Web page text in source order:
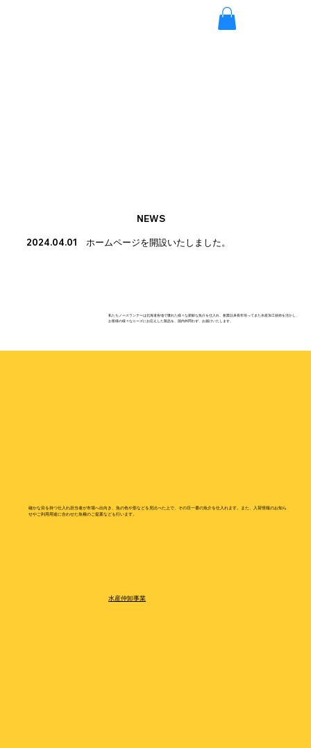
2024.04.01 ホームページを開設いたしました。
NEWS
私たちノースランナーは北海道各地で獲れた様々な新鮮な魚介を仕入れ、創業以来長年培ってきた水産加工技術を活かし、
お客様の様々なニーズにお応えした製品を、国内外問わず、お届けいたします。
確かな目を持つ仕入れ担当者が市場へ出向き、魚の色や形などを見比べた上で、その日一番の魚介を仕入れます。また、入荷情報のお知ら
せやご利用用途に合わせた魚種のご提案なども行います。
水産仲卸事業